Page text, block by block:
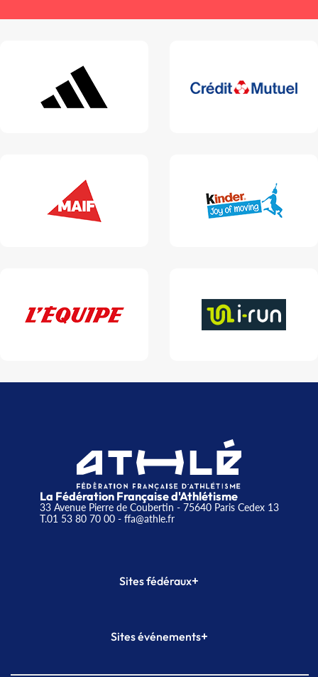
La Fédération Française d'Athlétisme
33 Avenue Pierre de Coubertin - 75640 Paris Cedex 13
T.01 53 80 70 00- ffa@athle.fr
Sites fédéraux+
Plateforme Formation
Sites événements+